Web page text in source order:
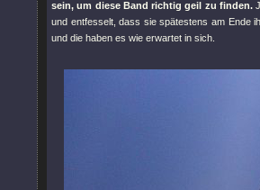
sein, um diese Band richtig geil zu finden.
und entfesselt, dass sie spätestens am Ende
und die haben es wie erwartet in sich.